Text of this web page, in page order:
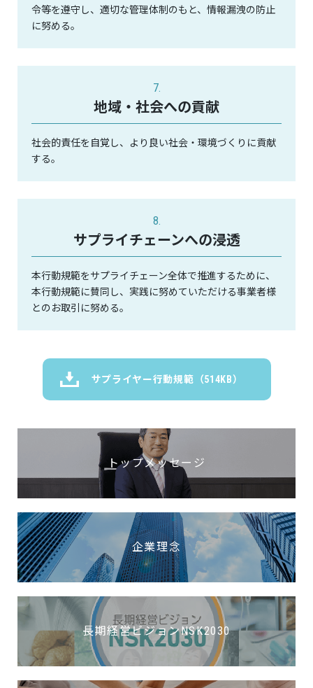
令等を遵守し、適切な管理体制のもと、情報漏洩の防止
に努める。
7.
地域・社会への貢献
社会的責任を自覚し、より良い社会・環境づくりに貢献
する。
8.
サプライチェーンへの浸透
本行動規範をサプライチェーン全体で推進するために、
本行動規範に賛同し、実践に努めていただける事業者様
とのお取引に努める。
サプライヤー行動規範（514KB）
トップメッセージ
企業理念
長期経営ビジョンNSK2030